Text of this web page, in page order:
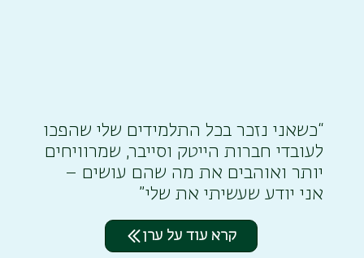
“כשאני נזכר בכל התלמידים שלי שהפכו
לעובדי חברות הייטק וסייבר, שמרוויחים
יותר ואוהבים את מה שהם עושים –
אני יודע שעשיתי את שלי”
קרא עוד על ערן